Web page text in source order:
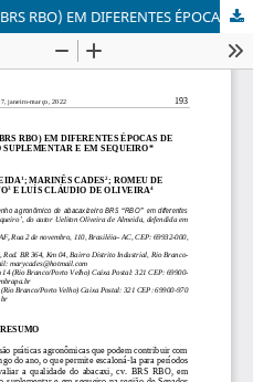
QUALIDADE DO ABACAXI (CV. BRS RBO) EM DIFERENTES ÉPOCAS DE PLANTIO COM IRRIGAÇÃO SUPLEMENTAR E EM SEQUEIRO